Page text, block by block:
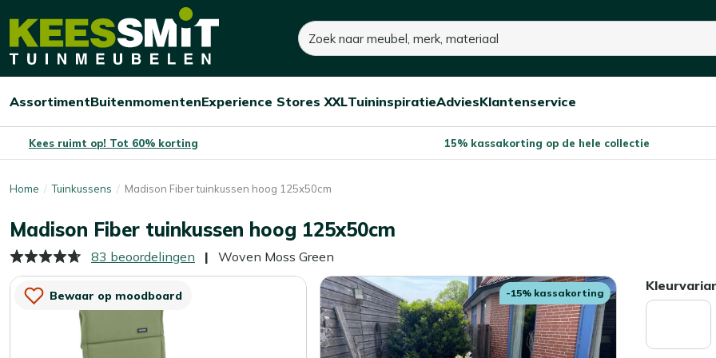
Kees
Tuinmeubelen
Zoeken
Open/sluit
Assortiment
Open/sluit
Buitenmomenten
Open/sluit
Experience Stores XXL
Open/sluit
Tuininspiratie
Open/sluit
Advies
Open/sluit
Klantenservice
Kees ruimt op! Tot 60% korting 15% kassakorting op de hele collectie
Home Tuinkussens Madison Fiber tuinkussen hoog 125x50cm
Madison Fiber tuinkussen hoog 125x50cm
Woven Moss Green
83 beoordelingen
Bewaar op moodboard -15% kassakorting
35,- 45,-
Je bespaart:10,- (-22%)
Dit product is niet op voorraad